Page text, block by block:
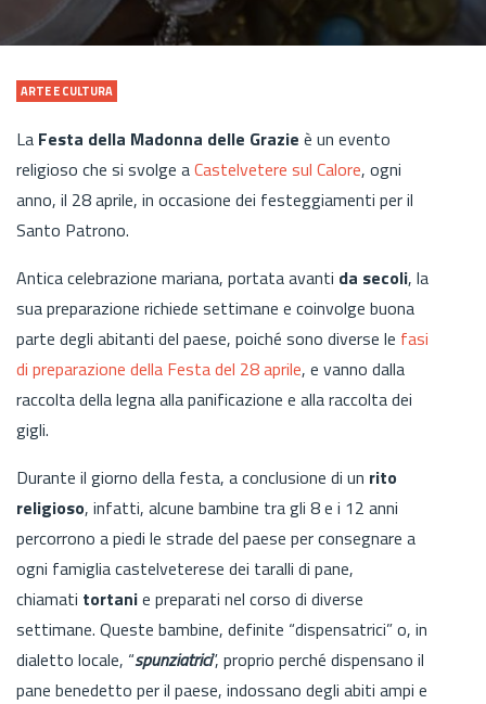
ARTE E CULTURA
La Festa della Madonna delle Grazie è un evento
religioso che si svolge aCastelvetere sul Calore, ogni
anno, il 28 aprile, in occasione dei festeggiamenti per il
Santo Patrono.
Antica celebrazione mariana, portata avanti da secoli, la
sua preparazione richiede settimane e coinvolge buona
parte degli abitanti del paese, poiché sono diverse le fasi
di preparazione della Festa del 28 aprile, e vanno dalla
raccolta della legna alla panificazione e alla raccolta dei
gigli.
Durante il giorno della festa, a conclusione di un rito
religioso, infatti, alcune bambine tra gli 8 e i 12 anni
percorrono a piedi le strade del paese per consegnare a
ogni famiglia castelveterese dei taralli di pane,
chiamati tortanie preparati nel corso di diverse
settimane. Queste bambine, definite “dispensatrici” o, in
dialetto locale, “spunziatrici”, proprio perché dispensano il
pane benedetto per il paese, indossano degli abiti ampi e